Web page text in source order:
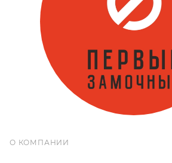
О КОМПАНИИ